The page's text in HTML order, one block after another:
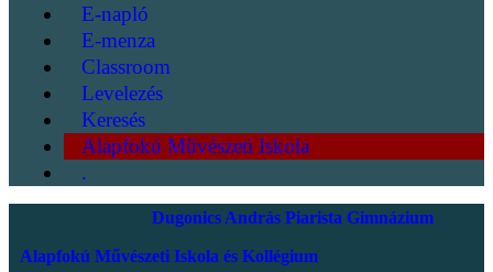
E-napló
E-menza
Classroom
Levelezés
Keresés
Alapfokú Művészeti Iskola
.
Dugonics András Piarista Gimnázium
Alapfokú Művészeti Iskola és Kollégium